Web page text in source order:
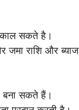
सकते है।
जमा राशि और ब्याज
बना सकते हैं।